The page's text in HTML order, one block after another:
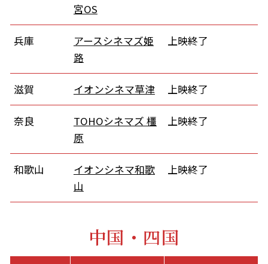
宮OS
兵庫
アースシネマズ姫
路
上映終了
滋賀 イオンシネマ草津 上映終了
奈良
TOHOシネマズ 橿
原
上映終了
和歌山
イオンシネマ和歌
山
上映終了
中国・四国